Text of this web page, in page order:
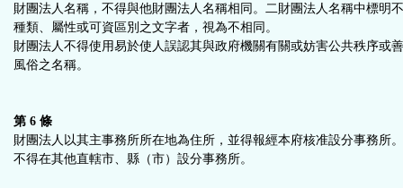
財團法人名稱，不得與他財團法人名稱相同。二財團法人名稱中標明
種類、屬性或可資區別之文字者，視為不相同。
財團法人不得使用易於使人誤認其與政府機關有關或妨害公共秩序或
風俗之名稱。
第 6 條
財團法人以其主事務所所在地為住所，並得報經本府核准設分事務所
不得在其他直轄市、縣（市）設分事務所。